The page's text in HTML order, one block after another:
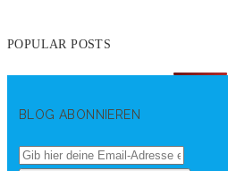
POPULAR POSTS
BLOG ABONNIEREN